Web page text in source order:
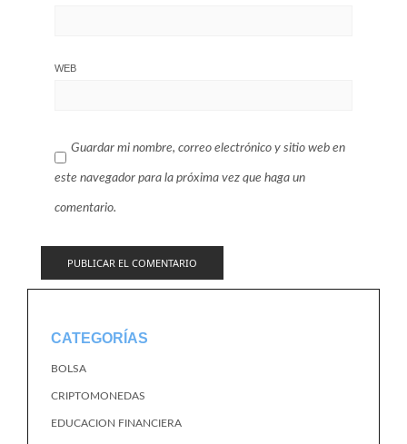
WEB
Guardar mi nombre, correo electrónico y sitio web en
este navegador para la próxima vez que haga un
comentario.
CATEGORÍAS
BOLSA
CRIPTOMONEDAS
EDUCACION FINANCIERA